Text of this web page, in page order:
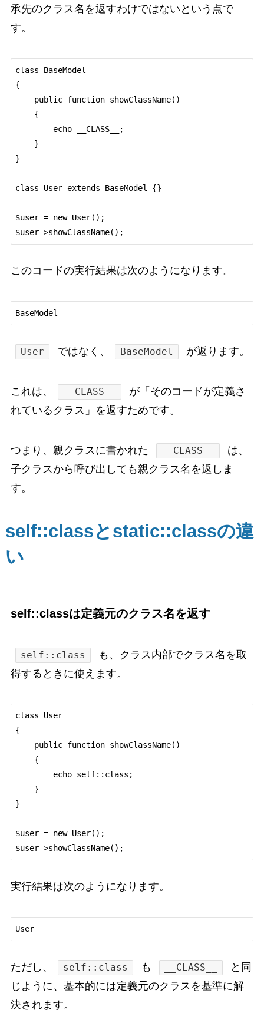
承先のクラス名を返すわけではないという点で
す。
class BaseModel
{
}
class User extends BaseModel {}
$user = new User();
このコードの実行結果は次のようになります。
User ではなく、 BaseModel が返ります。
これは、 __CLASS__
が「そのコードが定義さ
れているクラス」を返すためです。
つまり、親クラスに書かれた __CLASS__
は、
子クラスから呼び出しても親クラス名を返しま
す。
self::classとstatic::classの違
い
self::classは定義元のクラス名を返す
self::class
も、クラス内部でクラス名を取
得するときに使えます。
class User
{
}
$user = new User();
実行結果は次のようになります。
User
ただし、 self::class も __CLASS__
と同
じように、基本的には定義元のクラスを基準に解
決されます。